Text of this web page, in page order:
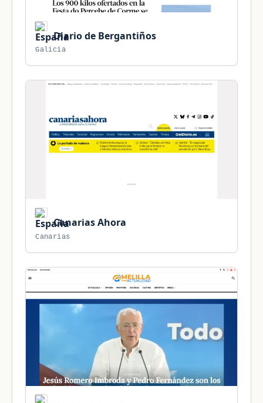
Diario de Bergantiños
Galicia
Canarias Ahora
Canarias